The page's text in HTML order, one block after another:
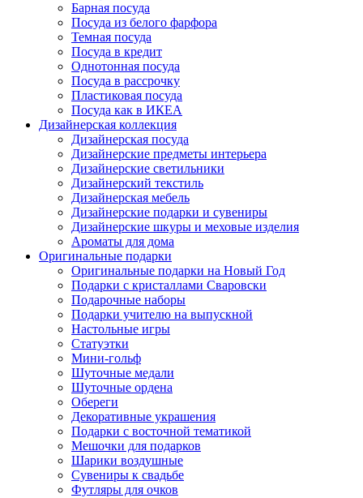
Барная посуда
Посуда из белого фарфора
Темная посуда
Посуда в кредит
Однотонная посуда
Посуда в рассрочку
Пластиковая посуда
Посуда как в ИКЕА
Дизайнерская коллекция
Дизайнерская посуда
Дизайнерские предметы интерьера
Дизайнерские светильники
Дизайнерский текстиль
Дизайнерская мебель
Дизайнерские подарки и сувениры
Дизайнерские шкуры и меховые изделия
Ароматы для дома
Оригинальные подарки
Оригинальные подарки на Новый Год
Подарки с кристаллами Сваровски
Подарочные наборы
Подарки учителю на выпускной
Настольные игры
Статуэтки
Мини-гольф
Шуточные медали
Шуточные ордена
Обереги
Декоративные украшения
Подарки с восточной тематикой
Мешочки для подарков
Шарики воздушные
Сувениры к свадьбе
Футляры для очков